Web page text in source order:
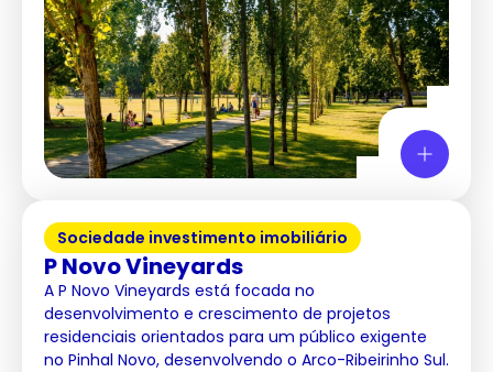
Sociedade investimento imobiliário
P Novo Vineyards
A P Novo Vineyards está focada no
desenvolvimento e crescimento de projetos
residenciais orientados para um público exigente
no Pinhal Novo, desenvolvendo o Arco-Ribeirinho Sul.